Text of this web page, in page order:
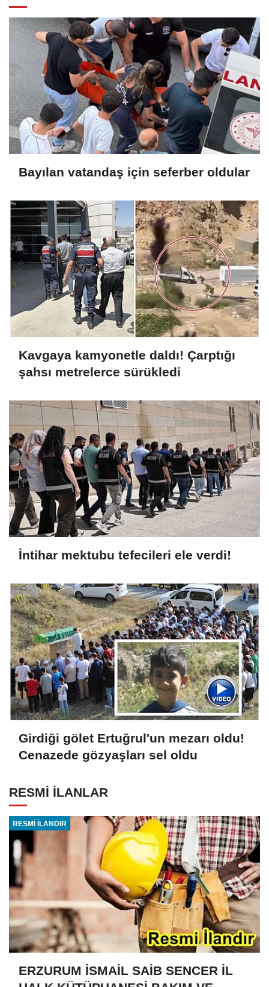
Bayılan vatandaş için seferber oldular
Kavgaya kamyonetle daldı! Çarptığı
şahsı metrelerce sürükledi
İntihar mektubu tefecileri ele verdi!
Girdiği gölet Ertuğrul'un mezarı oldu!
Cenazede gözyaşları sel oldu
RESMİ İLANLAR
RESMİ İLANDIR
ERZURUM İSMAİL SAİB SENCER İL